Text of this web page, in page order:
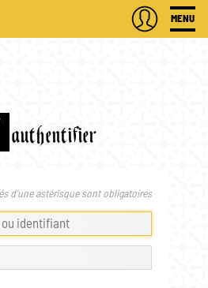
MENU
authentifier
d'une astérisque sont obligatoires